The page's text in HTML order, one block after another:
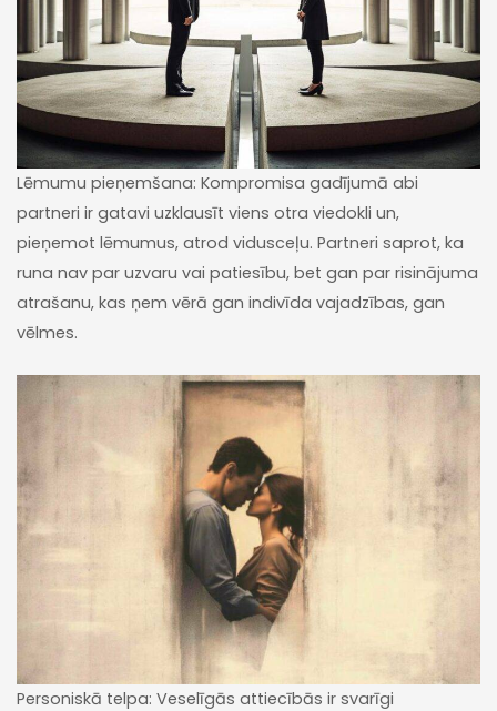
Lēmumu pieņemšana: Kompromisa gadījumā abi
partneri ir gatavi uzklausīt viens otra viedokli un,
pieņemot lēmumus, atrod vidusceļu. Partneri saprot, ka
runa nav par uzvaru vai patiesību, bet gan par risinājuma
atrašanu, kas ņem vērā gan indivīda vajadzības, gan
vēlmes.
Personiskā telpa: Veselīgās attiecībās ir svarīgi